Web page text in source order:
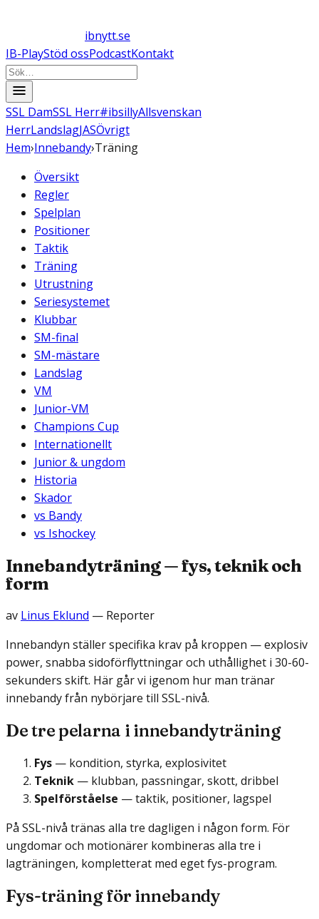
ibnytt.se
IB-PlayStöd ossPodcastKontakt
SSL DamSSL Herr#ibsillyAllsvenskan
HerrLandslagJASÖvrigt
Hem›Innebandy›Träning
Översikt
Regler
Spelplan
Positioner
Taktik
Träning
Utrustning
Seriesystemet
Klubbar
SM-final
SM-mästare
Landslag
VM
Junior-VM
Champions Cup
Internationellt
Junior & ungdom
Historia
Skador
vs Bandy
vs Ishockey
Innebandyträning — fys, teknik och
form
av Linus Eklund — Reporter
Innebandyn ställer specifika krav på kroppen — explosiv
power, snabba sidoförflyttningar och uthållighet i 30-60-
sekunders skift. Här går vi igenom hur man tränar
innebandy från nybörjare till SSL-nivå.
De tre pelarna i innebandyträning
Fys — kondition, styrka, explosivitet
Teknik — klubban, passningar, skott, dribbel
Spelförståelse — taktik, positioner, lagspel
På SSL-nivå tränas alla tre dagligen i någon form. För
ungdomar och motionärer kombineras alla tre i
lagträningen, kompletterat med eget fys-program.
Fys-träning för innebandy